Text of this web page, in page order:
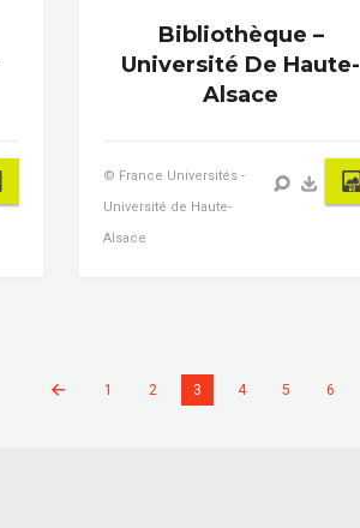
Bibliothèque –
Université De Haute-
Alsace
© France Universités -
Université de Haute-
Alsace
1 2 3 4 5 6